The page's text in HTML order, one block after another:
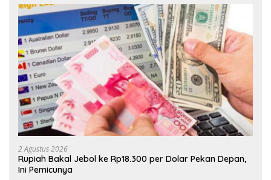
2 Agustus 2026
Rupiah Bakal Jebol ke Rp18.300 per Dolar Pekan Depan,
Ini Pemicunya